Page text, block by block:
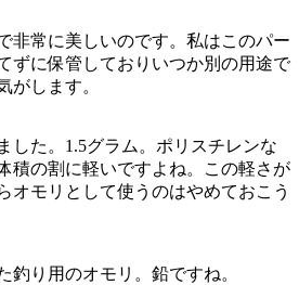
非常に美しいのです。私はこのパー
ずに保管しておりいつか別の用途で
がします。
した。1.5グラム。ポリスチレンな
積の割に軽いですよね。この軽さが
オモリとして使うのはやめておこう
釣り用のオモリ。鉛ですね。